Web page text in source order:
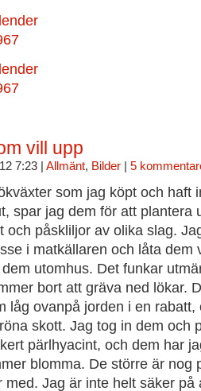
vill upp
7:23 | Allmänt, Bilder| 5
som jag köpt och haft
spar jag dem för att plantera
och påskliljor av olika slag.
i matkällaren och låta dem
utomhus. Det funkar
bort att gräva ned lökar.
låg ovanpå jorden i en
skott. Jag tog in dem och
pärlhyacint, och dem har
blomma. De större är nog
med. Jag är inte helt säker på